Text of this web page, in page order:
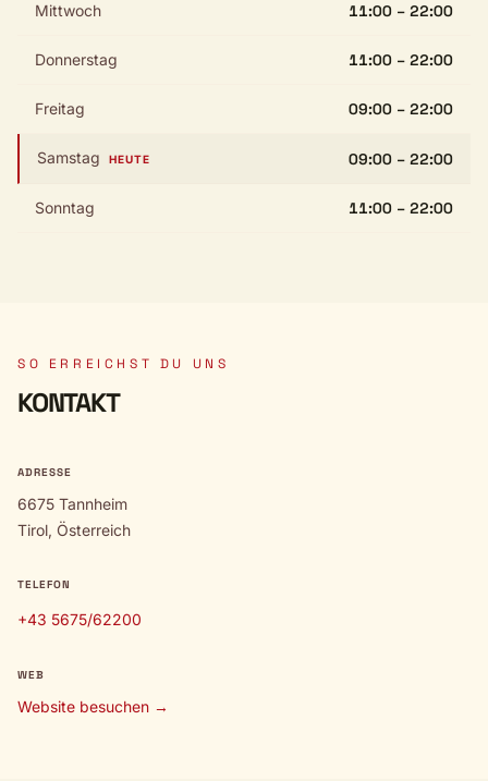
Mittwoch 11:00 – 22:00
Donnerstag 11:00 – 22:00
Freitag 09:00 – 22:00
Samstag HEUTE 09:00 – 22:00
Sonntag 11:00 – 22:00
SO ERREICHST DU UNS
KONTAKT
ADRESSE
6675 Tannheim
Tirol, Österreich
TELEFON
+43 5675/62200
WEB
Website besuchen →